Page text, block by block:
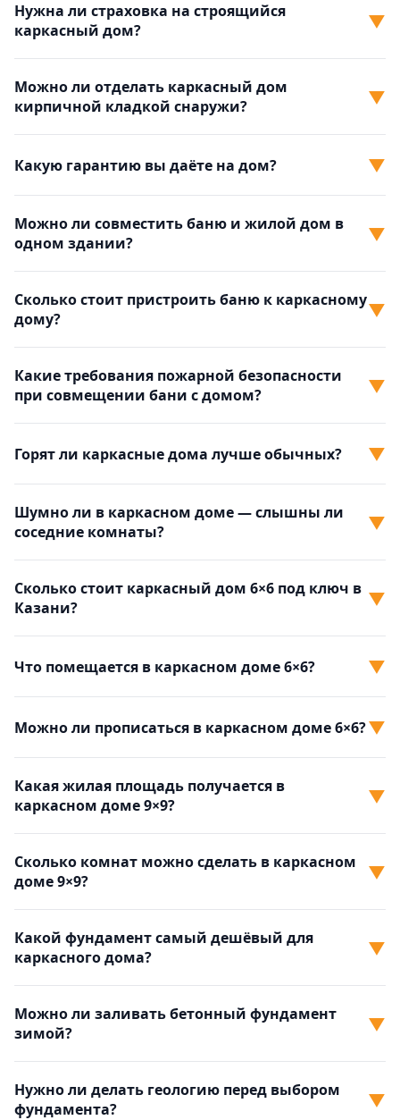
Нужна ли страховка на строящийся
каркасный дом?
▼
Можно ли отделать каркасный дом
кирпичной кладкой снаружи?
▼
Какую гарантию вы даёте на дом? ▼
Можно ли совместить баню и жилой дом в
одном здании?
▼
Сколько стоит пристроить баню к каркасному
дому?
▼
Какие требования пожарной безопасности
при совмещении бани с домом?
▼
Горят ли каркасные дома лучше обычных? ▼
Шумно ли в каркасном доме — слышны ли
соседние комнаты?
▼
Сколько стоит каркасный дом 6×6 под ключ в
Казани?
▼
Что помещается в каркасном доме 6×6? ▼
Можно ли прописаться в каркасном доме 6×6?▼
Какая жилая площадь получается в
каркасном доме 9×9?
▼
Сколько комнат можно сделать в каркасном
доме 9×9?
▼
Какой фундамент самый дешёвый для
каркасного дома?
▼
Можно ли заливать бетонный фундамент
зимой?
▼
Нужно ли делать геологию перед выбором
фундамента?
▼